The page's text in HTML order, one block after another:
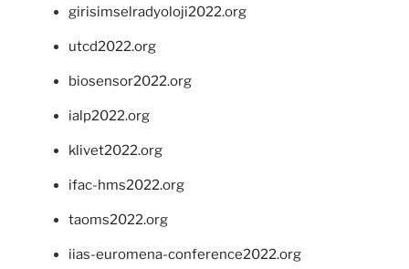
girisimselradyoloji2022.org
utcd2022.org
biosensor2022.org
ialp2022.org
klivet2022.org
ifac-hms2022.org
taoms2022.org
iias-euromena-conference2022.org